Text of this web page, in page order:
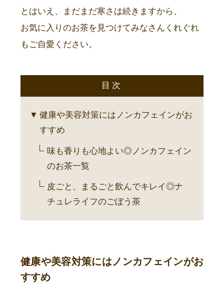
とはいえ、まだまだ寒さは続きますから、
お気に入りのお茶を見つけてみなさんくれぐれ
もご自愛ください。
目次
健康や美容対策にはノンカフェインがお
すすめ
味も香りも心地よい◎ノンカフェイン
のお茶一覧
皮ごと、まるごと飲んでキレイ◎ナ
チュレライフのごぼう茶
健康や美容対策にはノンカフェインがお
すすめ